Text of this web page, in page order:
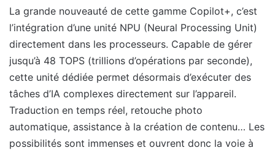
La grande nouveauté de cette gamme Copilot+, c’est
l’intégration d’une unité NPU (Neural Processing Unit)
directement dans les processeurs. Capable de gérer
jusqu’à 48 TOPS (trillions d’opérations par seconde),
cette unité dédiée permet désormais d’exécuter des
tâches d’IA complexes directement sur l’appareil.
Traduction en temps réel, retouche photo
automatique, assistance à la création de contenu… Les
possibilités sont immenses et ouvrent donc la voie à